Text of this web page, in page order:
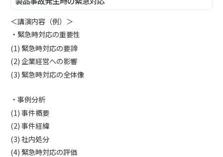
＜講演内容（例）＞
・緊急時対応の重要性
緊急時対応の要諦
企業経営への影響
緊急時対応の全体像
・事例分析
事件概要
事件経緯
社内処分
緊急時対応の評価